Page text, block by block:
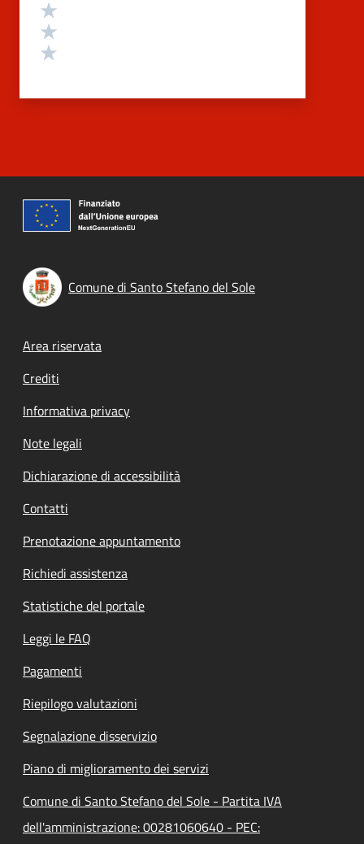
Comune di Santo Stefano del Sole
Footer menu
Area riservata
Crediti
Informativa privacy
Note legali
Dichiarazione di accessibilità
Contatti
Prenotazione appuntamento
Richiedi assistenza
Statistiche del portale
Leggi le FAQ
Pagamenti
Riepilogo valutazioni
Segnalazione disservizio
Piano di miglioramento dei servizi
Comune di Santo Stefano del Sole - Partita IVA
dell'amministrazione: 00281060640 - PEC: